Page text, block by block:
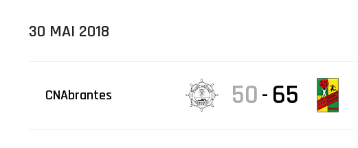
30 MAI 2018
CNAbrantes 50 - 65